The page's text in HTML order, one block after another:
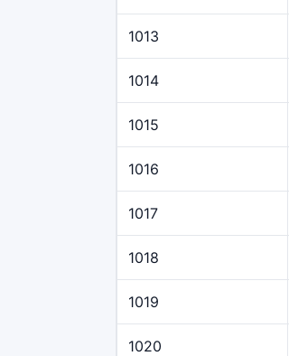
1013
1014
1015
1016
1017
1018
1019
1020